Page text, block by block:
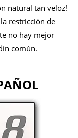
natural tan veloz!
restricción de
no hay mejor
común.